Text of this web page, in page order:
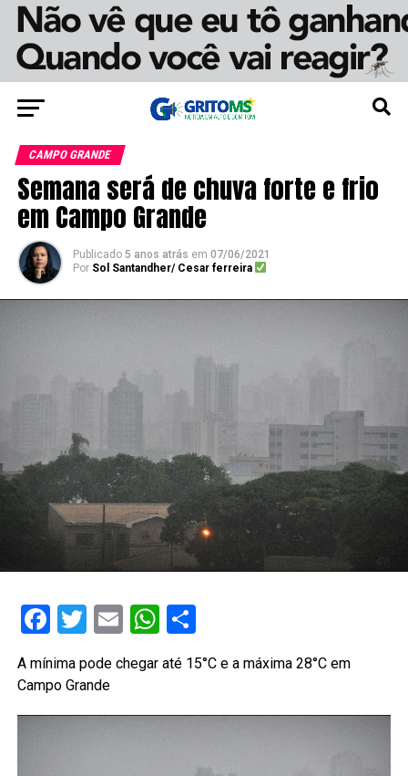
CAMPO GRANDE
Semana será de chuva forte e frio
em Campo Grande
Publicado 5 anos atrás em 07/06/2021
Por Sol Santandher/ Cesar ferreira
Facebook
Twitter
EmailWhatsApp
Share
A mínima pode chegar até 15°C e a máxima 28°C em
Campo Grande